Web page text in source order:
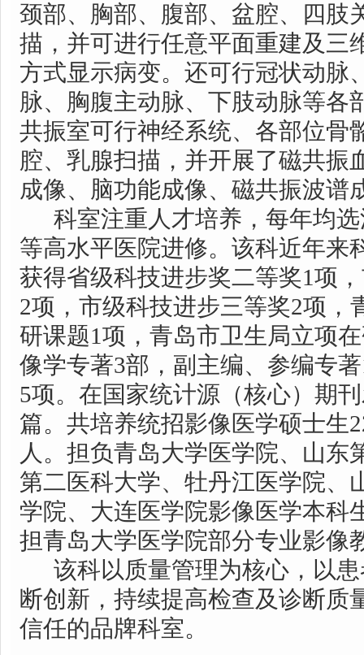
颈部、胸部、腹部、盆腔、四肢
描，并可进行任意平面重建及三
方式显示病变。还可行冠状动脉
脉、胸腹主动脉、下肢动脉等各
共振室可行神经系统、各部位骨
腔、乳腺扫描，并开展了磁共振
成像、脑功能成像、磁共振波谱
科室注重人才培养，每年均选
等高水平医院进修。该科近年来
获得省级科技进步奖二等奖1项
2项，市级科技进步三等奖2项，
研课题1项，青岛市卫生局立项
像学专著3部，副主编、参编专
5项。在国家统计源（核心）期
篇。共培养统招影像医学硕士生
人。担负青岛大学医学院、山东
第二医科大学、牡丹江医学院、
学院、 大连医学院影像医学本科
担青岛大学医学院部分专业影像
该科以质量管理为核心，以患
断创新，持续提高检查及诊断质
信任的品牌科室。